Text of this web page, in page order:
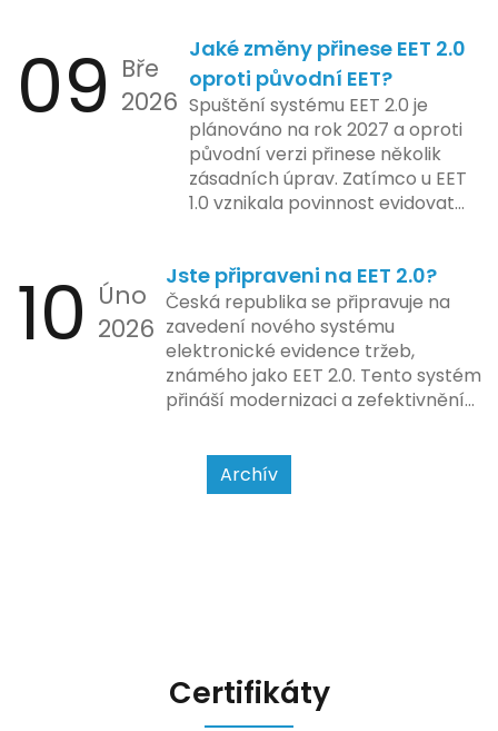
integraci systému EET 2.0 do
praxe, s povinností prodejců
zapojit se do nového systému,
včetně zvýšeného dohledu nad
dodržováním pravidel.
pokladen, co se občas zasekly, až
po ty nejmodernější dotykové
systémy, co umí pomalu i kafe
uvařit. A jedno vím jistě: legislativa
se mění, ale základní pravidlo
zůstává – pokladna musí šlapat
jako hodinky. Jinak jsou problémy.
09 Bře
2026
Jaké změny přinese EET 2.0
oproti původní EET?
Spuštění systému EET 2.0 je
plánováno na rok 2027 a oproti
původní verzi přinese několik
zásadních úprav. Zatímco u EET
1.0 vznikala povinnost evidovat
bezhotovostní transakci – nově
se má tato povinnost odvíjet od
povahy podnikatelské činnosti a
způsobu interakce se
zákazníkem.
10 Úno
2026
Jste připraveni na EET 2.0?
Česká republika se připravuje na
zavedení nového systému
elektronické evidence tržeb,
známého jako EET 2.0. Tento systém
přináší modernizaci a zefektivnění
usnadnit život podnikatelům i
kontrolním orgánům. Podívejme se
na hlavní změny, které EET 2.0
Archív
Certifikáty